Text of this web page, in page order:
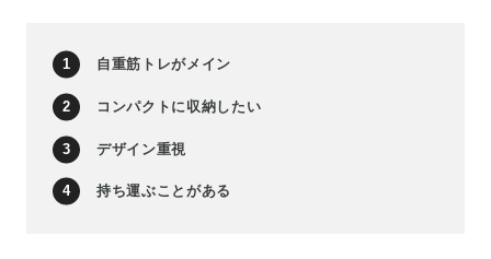
自重筋トレがメイン
コンパクトに収納したい
デザイン重視
持ち運ぶことがある